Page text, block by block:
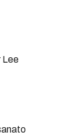
Lee